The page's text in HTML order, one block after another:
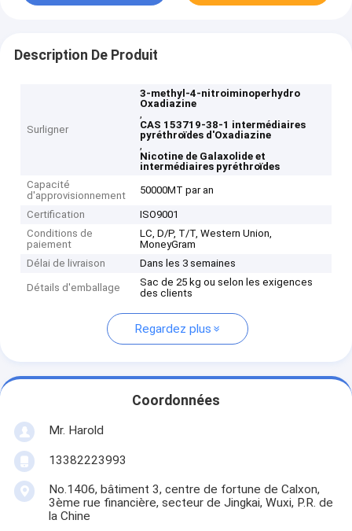
Description De Produit
Surligner
3-methyl-4-nitroiminoperhydro
Oxadiazine
,
CAS 153719-38-1 intermédiaires
pyréthroïdes d'Oxadiazine
,
Nicotine de Galaxolide et
intermédiaires pyréthroïdes
Capacité
d'approvisionnement
50000MT par an
Certification
ISO9001
Conditions de
paiement
LC, D/P, T/T, Western Union,
MoneyGram
Délai de livraison
Dans les 3 semaines
Détails d'emballage
Sac de 25 kg ou selon les exigences
des clients
Regardez plus
Coordonnées
Mr. Harold
13382223993
No.1406, bâtiment 3, centre de fortune de Calxon,
3ème rue financière, secteur de Jingkai, Wuxi, P.R. de
la Chine